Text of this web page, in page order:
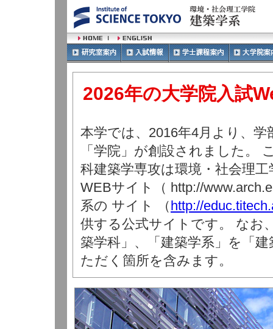
2026年の大学院入試
本学では、2016年4月より、
「学院」が創設されました。
科建築学専攻は環境・社会理
WEBサイト（ http://
系の サイト （http://
供する公式サイトです。 なお
築学科」、「建築学系」を「
ただく箇所を含みます。